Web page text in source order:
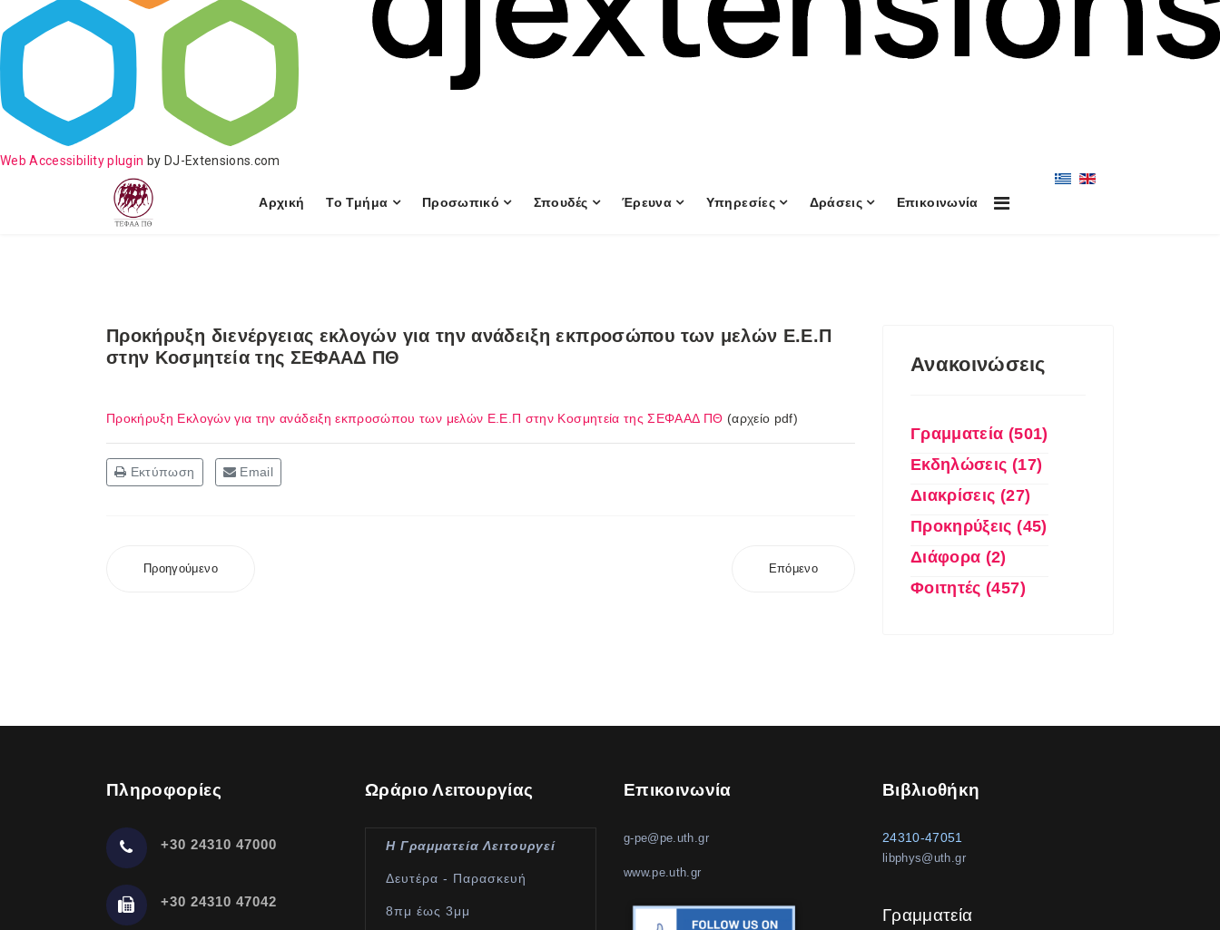
Web Accessibility plugin by DJ-Extensions.com
Αρχική Το Τμήμα Προσωπικό Σπουδές Έρευνα Υπηρεσίες Δράσεις Επικοινωνία
Προκήρυξη διενέργειας εκλογών για την ανάδειξη εκπροσώπου των μελών Ε.Ε.Π
στην Κοσμητεία της ΣΕΦΑΑΔ ΠΘ
Προκήρυξη Εκλογών για την ανάδειξη εκπροσώπου των μελών Ε.Ε.Π στην Κοσμητεία της ΣΕΦΑΑΔ ΠΘ (αρχείο pdf)
Εκτύπωση Email
Προηγούμενο Επόμενο
Ανακοινώσεις
Γραμματεία (501)
Εκδηλώσεις (17)
Διακρίσεις (27)
Προκηρύξεις (45)
Διάφορα (2)
Φοιτητές (457)
Πληροφορίες
+30 24310 47000
+30 24310 47042
Ωράριο Λειτουργίας
Η Γραμματεία Λειτουργεί
Δευτέρα - Παρασκευή
8πμ έως 3μμ
Επικοινωνία
g-pe@pe.uth.gr
www.pe.uth.gr
Βιβλιοθήκη
24310-47051
libphys@uth.gr
Γραμματεία